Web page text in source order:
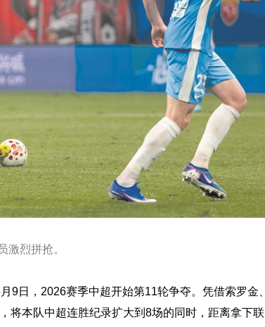
激烈拼抢。
9日，2026赛季中超开始第11轮争夺。凭借索罗金、
将本队中超连胜纪录扩大到8场的同时，距离拿下联